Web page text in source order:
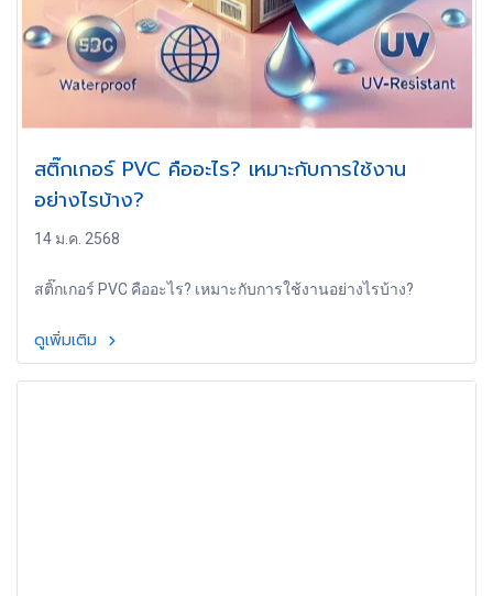
สติ๊กเกอร์ PVC คืออะไร? เหมาะกับการใช้งาน
อย่างไรบ้าง?
14 ม.ค. 2568
สติ๊กเกอร์ PVC คืออะไร? เหมาะกับการใช้งานอย่างไรบ้าง?
ดูเพิ่มเติม